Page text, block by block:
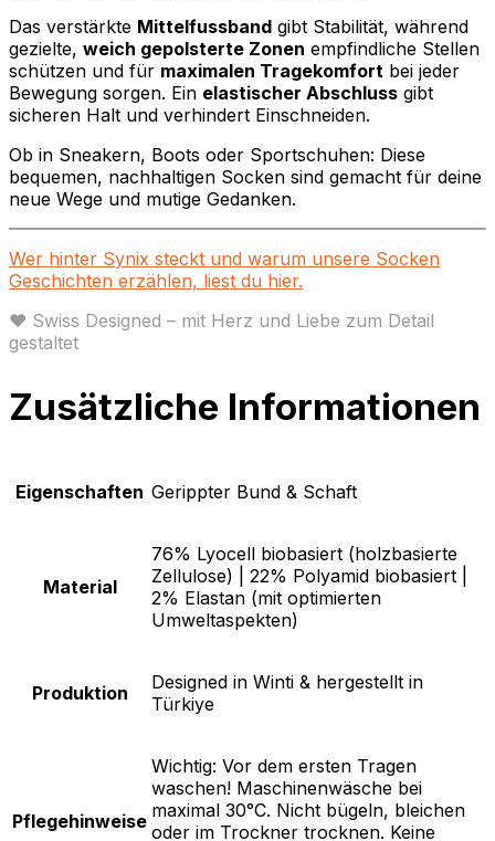
Das verstärkte Mittelfussband gibt Stabilität, während
gezielte, weich gepolsterte Zonen empfindliche Stellen
schützen und für maximalen Tragekomfort bei jeder
Bewegung sorgen. Ein elastischer Abschluss gibt
sicheren Halt und verhindert Einschneiden.
Ob in Sneakern, Boots oder Sportschuhen: Diese
bequemen, nachhaltigen Socken sind gemacht für deine
neue Wege und mutige Gedanken.
Wer hinter Synix steckt und warum unsere Socken
Geschichten erzählen, liest du hier.
♥ Swiss Designed – mit Herz und Liebe zum Detail
gestaltet
Zusätzliche Informationen
Eigenschaften Gerippter Bund & Schaft
Material
76% Lyocell biobasiert (holzbasierte
Zellulose) | 22% Polyamid biobasiert |
2% Elastan (mit optimierten
Umweltaspekten)
Produktion
Designed in Winti & hergestellt in
Türkiye
Pflegehinweise
Wichtig: Vor dem ersten Tragen
waschen! Maschinenwäsche bei
maximal 30°C. Nicht bügeln, bleichen
oder im Trockner trocknen. Keine